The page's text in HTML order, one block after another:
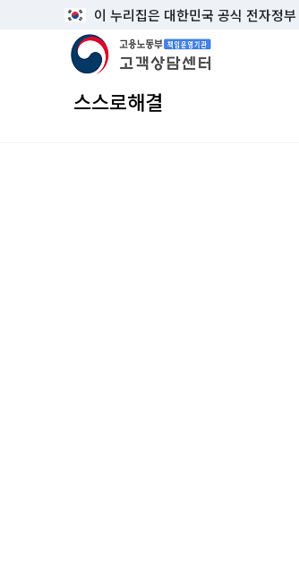
이 누리집은 대한민국 공식 전자정
고용노동부 책임운영기관 고객상담센터
스스로해결